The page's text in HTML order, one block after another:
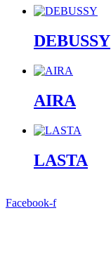
DEBUSSY
AIRA
LASTA
Facebook-f